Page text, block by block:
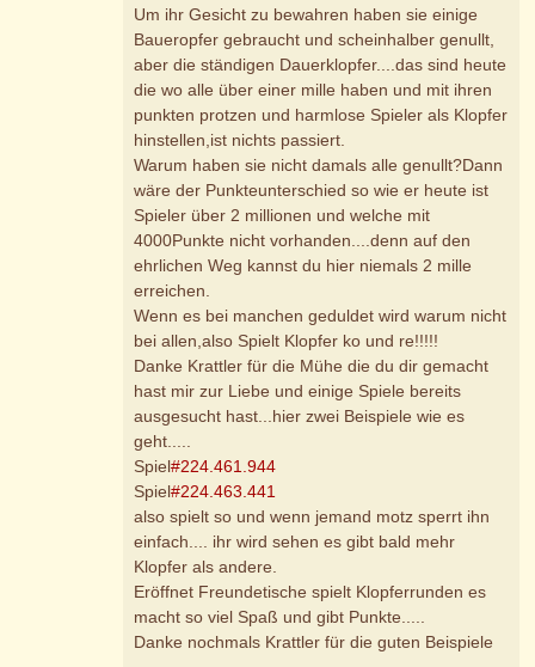
Um ihr Gesicht zu bewahren haben sie einige
Baueropfer gebraucht und scheinhalber genullt,
aber die ständigen Dauerklopfer....das sind heute
die wo alle über einer mille haben und mit ihren
punkten protzen und harmlose Spieler als Klopfer
hinstellen,ist nichts passiert.
Warum haben sie nicht damals alle genullt?Dann
wäre der Punkteunterschied so wie er heute ist
Spieler über 2 millionen und welche mit
4000Punkte nicht vorhanden....denn auf den
ehrlichen Weg kannst du hier niemals 2 mille
erreichen.
Wenn es bei manchen geduldet wird warum nicht
bei allen,also Spielt Klopfer ko und re!!!!!
Danke Krattler für die Mühe die du dir gemacht
hast mir zur Liebe und einige Spiele bereits
ausgesucht hast...hier zwei Beispiele wie es
geht.....
Spiel#224.461.944
Spiel#224.463.441
also spielt so und wenn jemand motz sperrt ihn
einfach.... ihr wird sehen es gibt bald mehr
Klopfer als andere.
Eröffnet Freundetische spielt Klopferrunden es
macht so viel Spaß und gibt Punkte.....
Danke nochmals Krattler für die guten Beispiele